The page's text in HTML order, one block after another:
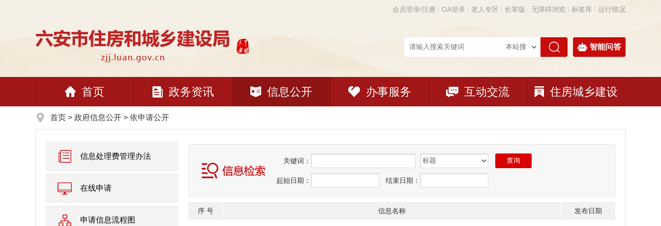
会员登录/注册 OA登录 老人专区 长辈版 无障碍浏览 标签库 运行情况
智能问答
首页 政务资讯 信息公开 办事服务 互动交流 住房城乡建设
首页 > 政府信息公开 > 依申请公开
信息处理费管理办法
在线申请
申请信息流程图
关键词：
起始日期： 结束日期：
序 号 信息名称 发布日期